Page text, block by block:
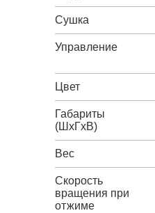
Сушка
Управление
Цвет
Габариты
(ШxГxВ)
Вес
Скорость
вращения при
отжиме